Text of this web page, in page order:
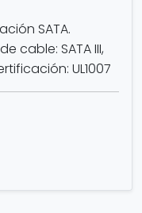
SATA.
cable: SATA III,
UL1007